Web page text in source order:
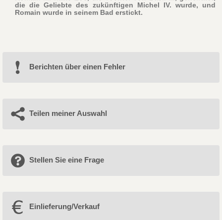
die die Geliebte des zukünftigen Michel IV. wurde, und
Romain wurde in seinem Bad erstickt.
Berichten über einen Fehler
Teilen meiner Auswahl
Stellen Sie eine Frage
Einlieferung/Verkauf